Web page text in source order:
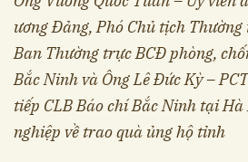
ương Đảng, Phó Chủ tịch
Ban Thường trực BCĐ phòng,
Bắc Ninh và Ông Lê Đức Kỳ –
tiếp CLB Báo chí Bắc Ninh tại
nghiệp về trao quà ủng hộ tỉnh